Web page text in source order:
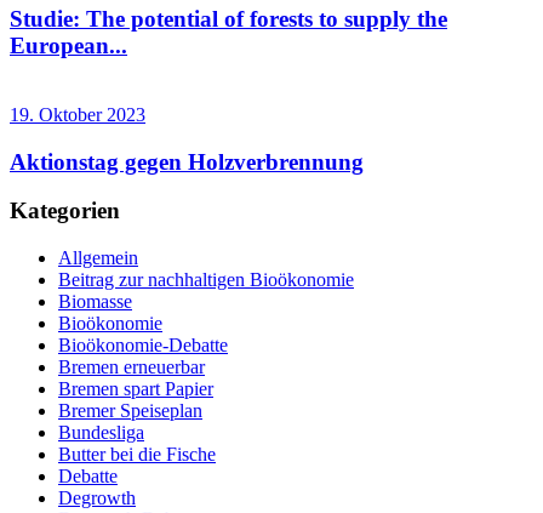
Studie: The potential of forests to supply the
European...
19. Oktober 2023
Aktionstag gegen Holzverbrennung
Kategorien
Allgemein
Beitrag zur nachhaltigen Bioökonomie
Biomasse
Bioökonomie
Bioökonomie-Debatte
Bremen erneuerbar
Bremen spart Papier
Bremer Speiseplan
Bundesliga
Butter bei die Fische
Debatte
Degrowth